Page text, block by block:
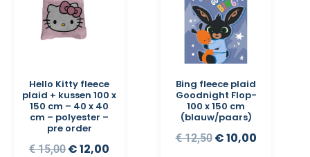
Hello Kitty fleece
plaid + kussen 100 x
150 cm – 40 x 40
cm – polyester –
pre order
€15,00 €12,00
Bing fleece plaid
Goodnight Flop-
100 x 150 cm
(blauw/paars)
€12,50 €10,00